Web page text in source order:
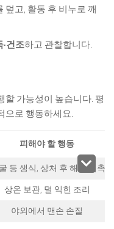
덮고, 활동 후 비누로 깨
·건조하고 관찰합니다.
할 가능성이 높습니다. 평
으로 행동하세요.
피해야 할 행동
등 생식, 상처 후 해수 접촉
상온 보관, 덜 익힌 조리
야외에서 맨손 손질